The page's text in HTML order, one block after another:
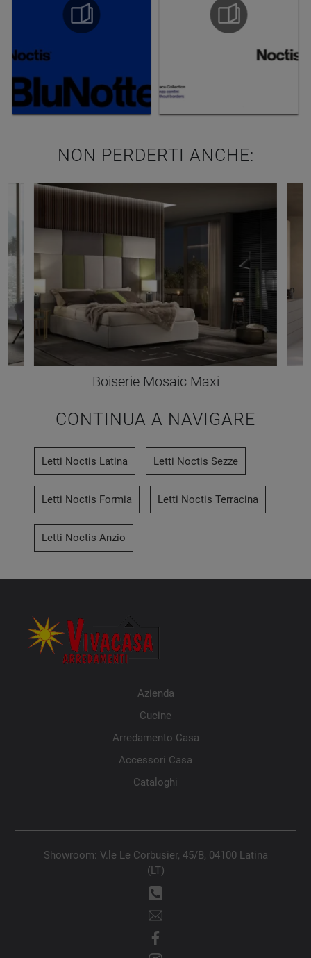
NON PERDERTI ANCHE:
Boiserie Mosaic Maxi
CONTINUA A NAVIGARE
Letti Noctis Latina Letti Noctis Sezze
Letti Noctis Formia Letti Noctis Terracina
Letti Noctis Anzio
Azienda
Cucine
Arredamento Casa
Accessori Casa
Cataloghi
Showroom: V.le Le Corbusier, 45/B, 04100 Latina
(LT)